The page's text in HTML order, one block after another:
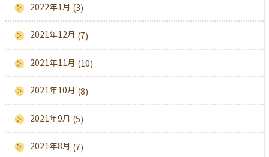
2022年1月 (3)
2021年12月 (7)
2021年11月 (10)
2021年10月 (8)
2021年9月 (5)
2021年8月 (7)